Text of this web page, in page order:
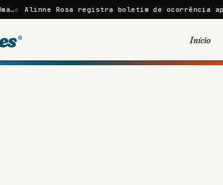
Rosa registra boletim de ocorrência após
® Início
Viral